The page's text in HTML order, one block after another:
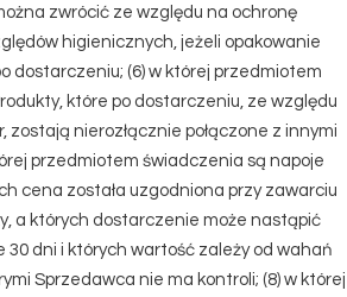
zwrócić ze względu na ochronę
higienicznych, jeżeli opakowanie
dostarczeniu; (6) w której przedmiotem
które po dostarczeniu, ze względu
zostają nierozłącznie połączone z innymi
przedmiotem świadczenia są napoje
cena została uzgodniona przy zawarciu
a których dostarczenie może nastąpić
30 dni i których wartość zależy od wahań
Sprzedawca nie ma kontroli; (8) w której